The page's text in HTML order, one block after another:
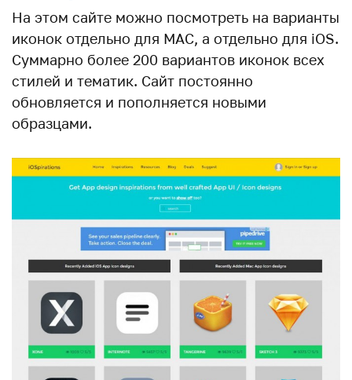
На этом сайте можно посмотреть на варианты
иконок отдельно для MAC, а отдельно для iOS.
Суммарно более 200 вариантов иконок всех
стилей и тематик. Сайт постоянно
обновляется и пополняется новыми
образцами.